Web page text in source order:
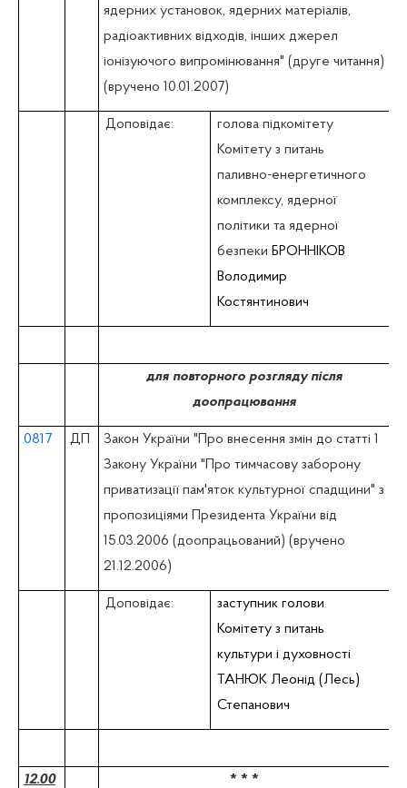
ядерних установок, ядерних матеріалів,
радіоактивних відходів, інших джерел
іонізуючого випромінювання" (друге читання)
(вручено 10.01.2007)
Доповідає:
голова підкомітету
Комітету з питань
паливно-енергетичного
комплексу, ядерної
політики та ядерної
безпеки БРОННІКОВ
Володимир
Костянтинович
для повторного розгляду після
доопрацювання
0817 ДП
Закон України "Про внесення змін до статті 1
Закону України "Про тимчасову заборону
приватизації пам'яток культурної спадщини" з
пропозиціями Президента України від
15.03.2006 (доопрацьований) (вручено
21.12.2006)
Доповідає:
заступник голови
Комітету з питань
культури і духовностi
ТАНЮК Леонід (Лесь)
Степанович
12.00 * * *